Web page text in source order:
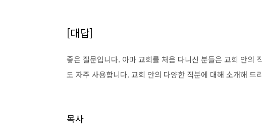
[대답]
좋은 질문입니다. 아마 교회를 처음 다니신 분들은 교회 안의
도 자주 사용합니다. 교회 안의 다양한 직분에 대해 소개해 드
목사